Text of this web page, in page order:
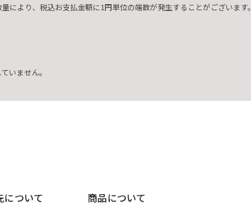
より、税込お支払金額に1円単位の端数が発生することがございます。
いません。
について 商品について